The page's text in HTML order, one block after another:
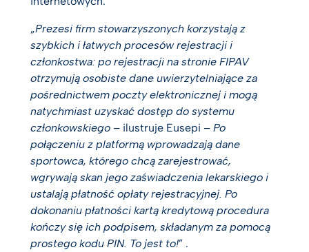
„Prezesi firm stowarzyszonych korzystają z
szybkich i łatwych procesów rejestracji i
członkostwa: po rejestracji na stronie FIPAV
otrzymują osobiste dane uwierzytelniające za
pośrednictwem poczty elektronicznej i mogą
natychmiast uzyskać dostęp do systemu
członkowskiego – ilustruje Eusepi – Po
połączeniu z platformą wprowadzają dane
sportowca, którego chcą zarejestrować,
wgrywają skan jego zaświadczenia lekarskiego i
ustalają płatność opłaty rejestracyjnej. Po
dokonaniu płatności kartą kredytową procedura
kończy się ich podpisem, składanym za pomocą
prostego kodu PIN. To jest to!” .